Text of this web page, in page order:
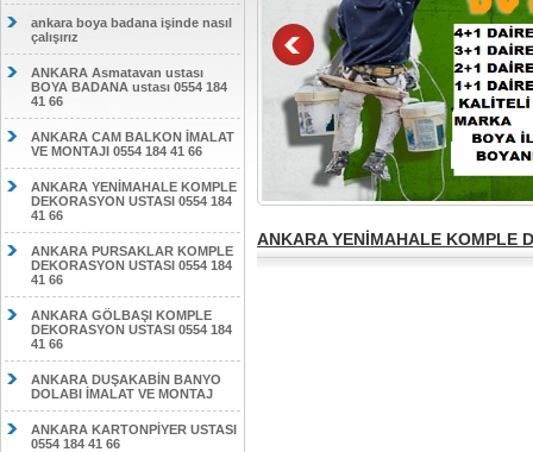
ankara boya badana işinde nasıl
çalışırız
ANKARA Asmatavan ustası
BOYA BADANA ustası 0554 184
41 66
ANKARA CAM BALKON İMALAT
VE MONTAJI 0554 184 41 66
ANKARA YENİMAHALE KOMPLE
DEKORASYON USTASI 0554 184
41 66
ANKARA PURSAKLAR KOMPLE
DEKORASYON USTASI 0554 184
41 66
ANKARA GÖLBAŞI KOMPLE
DEKORASYON USTASI 0554 184
41 66
ANKARA DUŞAKABİN BANYO
DOLABI İMALAT VE MONTAJ
ANKARA KARTONPİYER USTASI
0554 184 41 66
ANKARA YENİMAHALE KOMPLE